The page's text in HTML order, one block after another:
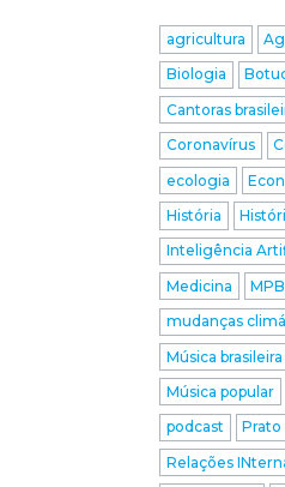
agricultura
Biologia
Cantoras
Coronavírus
ecologia
História
Inteligência
Medicina
MPB
mudanças
Música brasileira
Música popular
podcast
Prato
Relações